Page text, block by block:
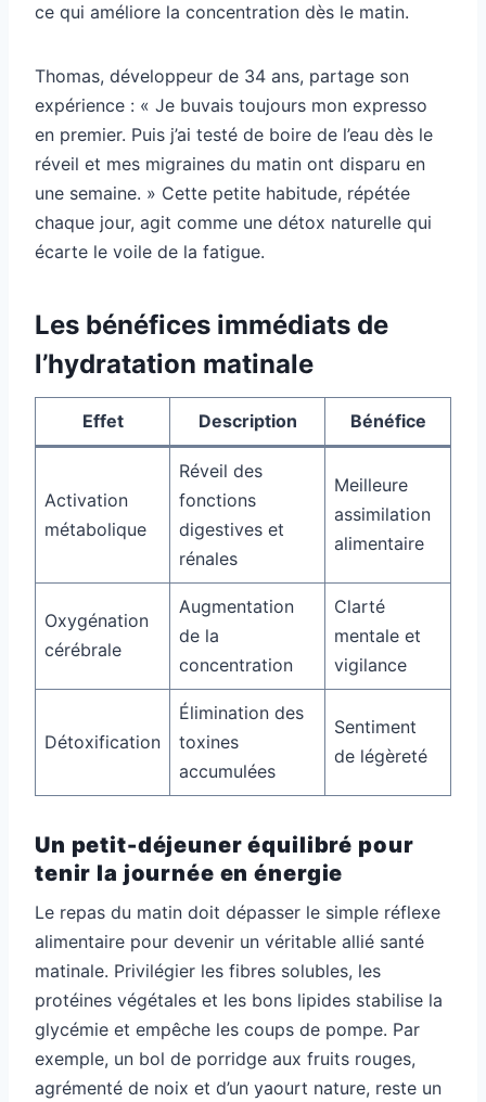
ce qui améliore la concentration dès le matin.
Thomas, développeur de 34 ans, partage son
expérience : « Je buvais toujours mon expresso
en premier. Puis j’ai testé de boire de l’eau dès le
réveil et mes migraines du matin ont disparu en
une semaine. » Cette petite habitude, répétée
chaque jour, agit comme une détox naturelle qui
écarte le voile de la fatigue.
Les bénéfices immédiats de
l’hydratation matinale
Effet Description Bénéfice
Activation
métabolique
Réveil des
fonctions
digestives et
rénales
Meilleure
assimilation
alimentaire
Oxygénation
cérébrale
Augmentation
de la
concentration
Clarté
mentale et
vigilance
Détoxification
Élimination des
toxines
accumulées
Sentiment
de légèreté
Un petit-déjeuner équilibré pour
tenir la journée en énergie
Le repas du matin doit dépasser le simple réflexe
alimentaire pour devenir un véritable allié santé
matinale. Privilégier les fibres solubles, les
protéines végétales et les bons lipides stabilise la
glycémie et empêche les coups de pompe. Par
exemple, un bol de porridge aux fruits rouges,
agrémenté de noix et d’un yaourt nature, reste un